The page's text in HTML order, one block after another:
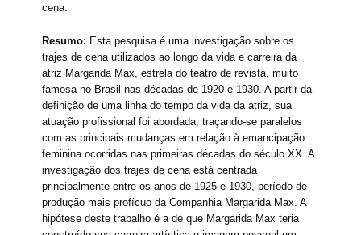
cena.
Resumo: Esta pesquisa é uma investigação sobre os
trajes de cena utilizados ao longo da vida e carreira da
atriz Margarida Max, estrela do teatro de revista, muito
famosa no Brasil nas décadas de 1920 e 1930. A partir da
definição de uma linha do tempo da vida da atriz, sua
atuação profissional foi abordada, traçando-se paralelos
com as principais mudanças em relação à emancipação
feminina ocorridas nas primeiras décadas do século XX. A
investigação dos trajes de cena está centrada
principalmente entre os anos de 1925 e 1930, período de
produção mais profícuo da Companhia Margarida Max. A
hipótese deste trabalho é a de que Margarida Max teria